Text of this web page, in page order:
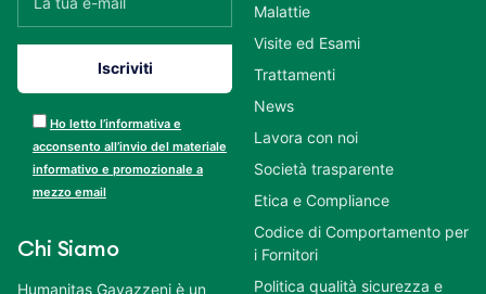
Ho letto l’informativa e
acconsento all’invio del materiale
informativo e promozionale a
mezzo email
Chi Siamo
Humanitas Gavazzeni è un
Malattie
Visite ed Esami
Trattamenti
News
Lavora con noi
Società trasparente
Etica e Compliance
Codice di Comportamento per
i Fornitori
Politica qualità sicurezza e